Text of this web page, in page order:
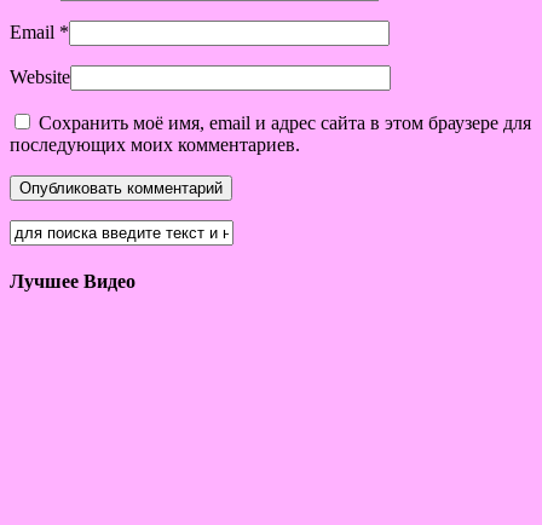
Email *
Website
Сохранить моё имя, email и адрес сайта в этом браузере для
последующих моих комментариев.
Лучшее Видео